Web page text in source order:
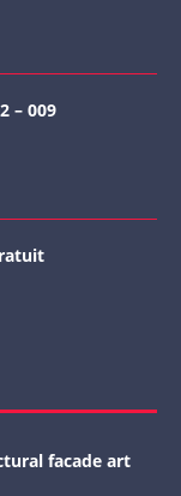
– 009
facade art